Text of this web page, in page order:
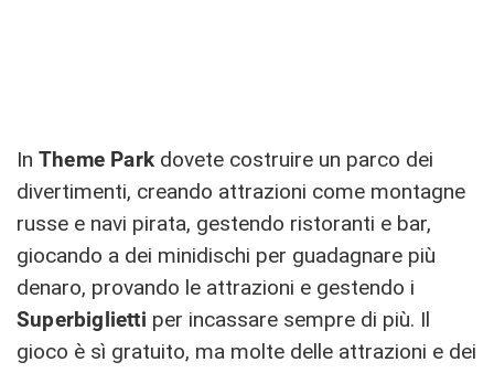
In Theme Park dovete costruire un parco dei
divertimenti, creando attrazioni come montagne
russe e navi pirata, gestendo ristoranti e bar,
giocando a dei minidischi per guadagnare più
denaro, provando le attrazioni e gestendo i
Superbiglietti per incassare sempre di più. Il
gioco è sì gratuito, ma molte delle attrazioni e dei